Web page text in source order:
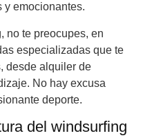
y emocionantes.
no te preocupes, en
especializadas que te
desde alquiler de
No hay excusa
deporte.
del windsurfing